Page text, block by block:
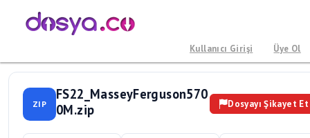
Kullanıcı Girişi Üye Ol
ZIP
FS22_MasseyFerguson570
0M.zip
Dosyayı Şikayet Et